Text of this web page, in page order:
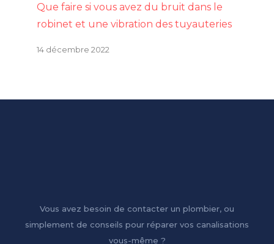
Que faire si vous avez du bruit dans le
robinet et une vibration des tuyauteries
14 décembre 2022
Vous avez besoin de contacter un plombier, ou
simplement de conseils pour réparer vos canalisations
vous-même ?